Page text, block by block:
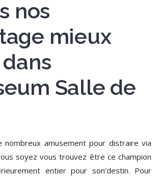
nos
mieux
Salle de
amusement pour distraire via
soyez vous trouvez être ce champion
entier pour son’destin. Pour